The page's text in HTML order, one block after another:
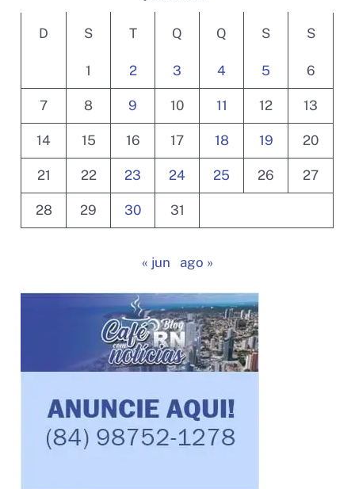
D S T Q Q S S
1 2 3 4 5 6
7 8 9 10 11 12 13
14 15 16 17 18 19 20
21 22 23 24 25 26 27
28 29 30 31
« jun ago »